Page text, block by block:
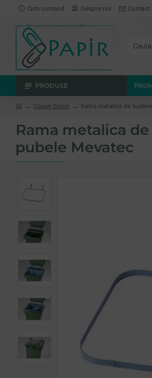
Cum comand Despre noi Contact
PRODUSE
Coşuri Gunoi Rama metalica de
Rama metalica
pubele Mevatec